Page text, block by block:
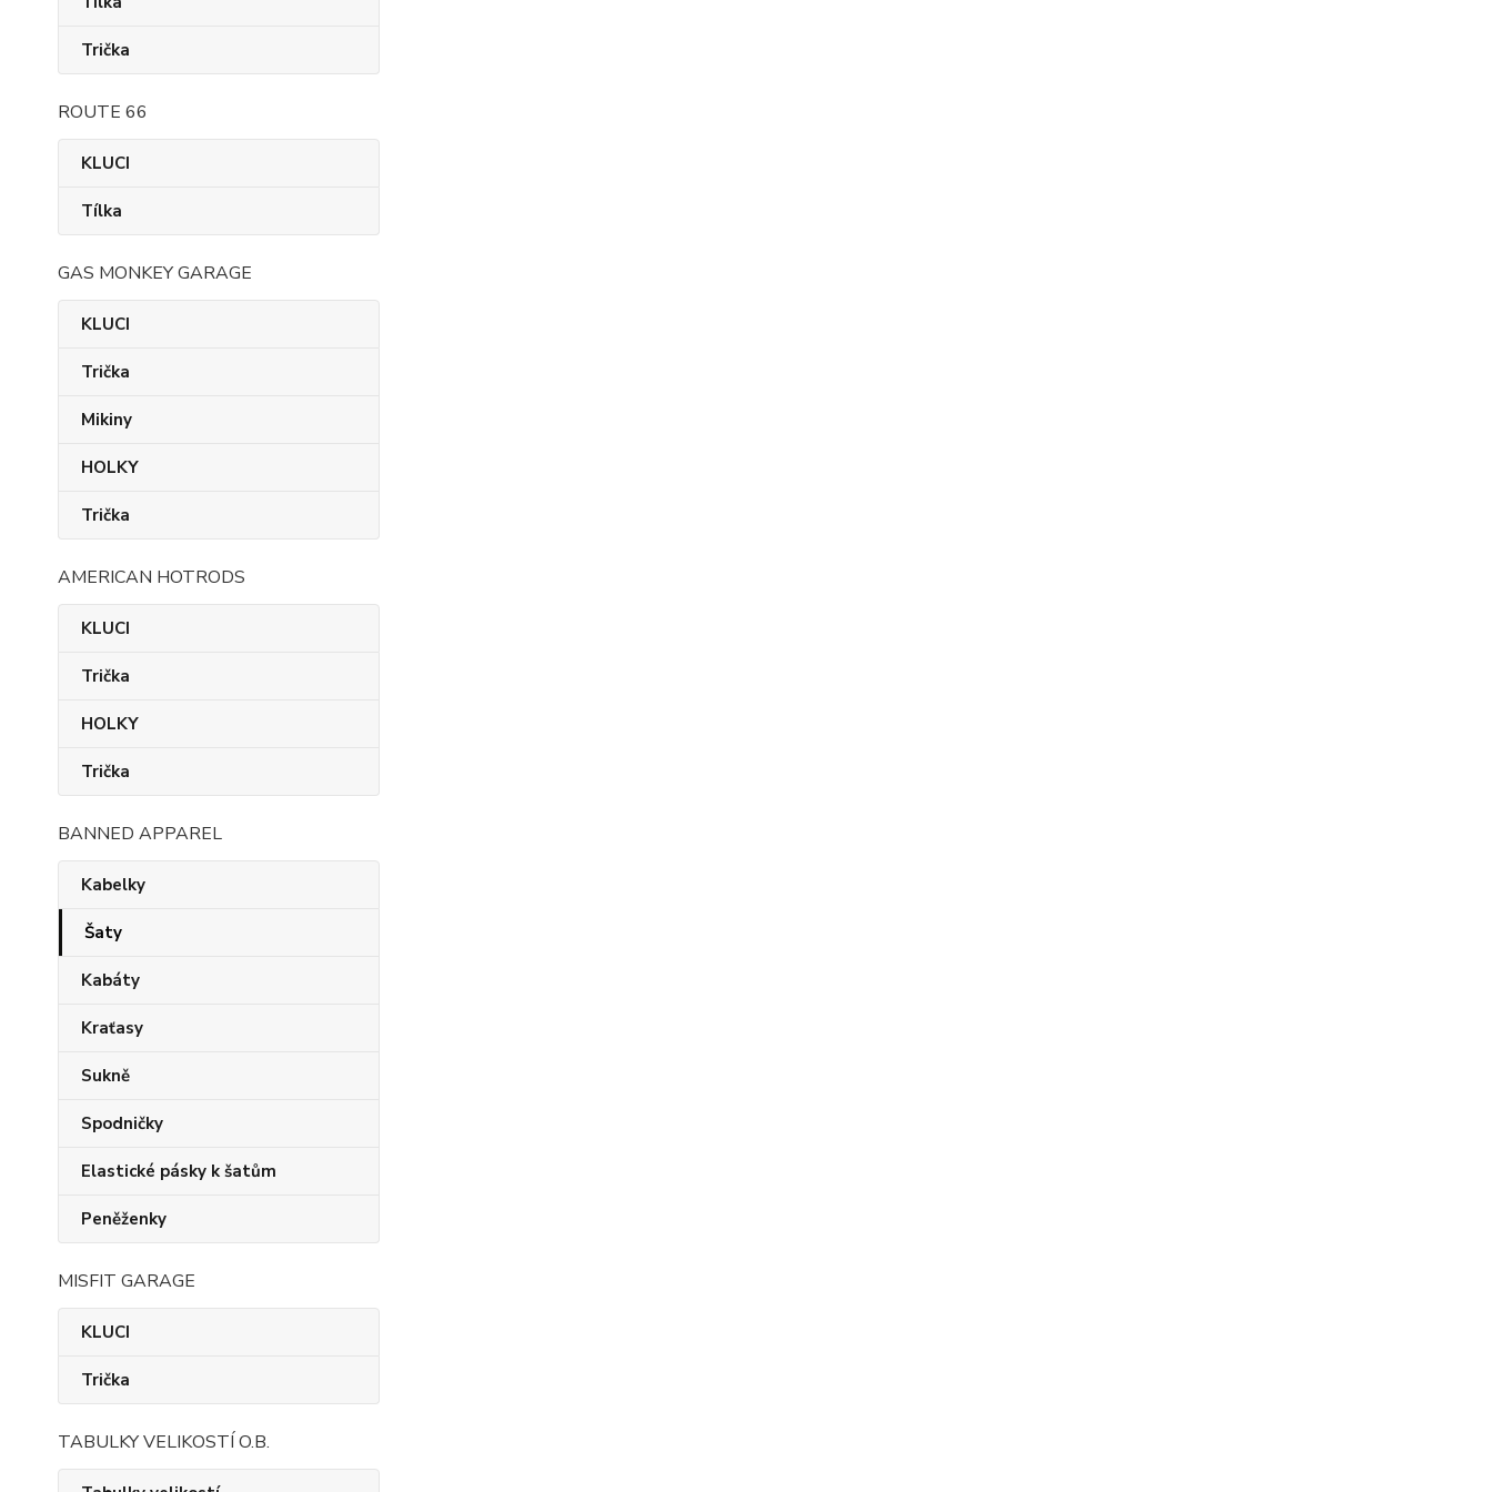
Trička
ROUTE 66
KLUCI
Tílka
GAS MONKEY GARAGE
KLUCI
Trička
Mikiny
HOLKY
Trička
AMERICAN HOTRODS
KLUCI
Trička
HOLKY
Trička
BANNED APPAREL
Kabelky
Šaty
Kabáty
Kraťasy
Sukně
Spodničky
Elastické pásky k šatům
Peněženky
MISFIT GARAGE
KLUCI
Trička
TABULKY VELIKOSTÍ O.B.